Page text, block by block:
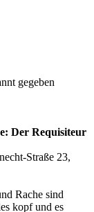
gegeben
Der Requisiteur
Straße 23,
Rache sind
kopf und es